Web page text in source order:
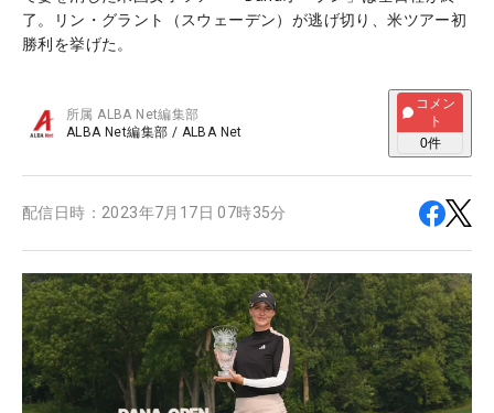
了。リン・グラント（スウェーデン）が逃げ切り、米ツアー初
勝利を挙げた。
所属ALBA Net編集部
ALBA Net編集部 / ALBA Net
コメン
ト
0件
配信日時： 2023年7月17日 07時35分